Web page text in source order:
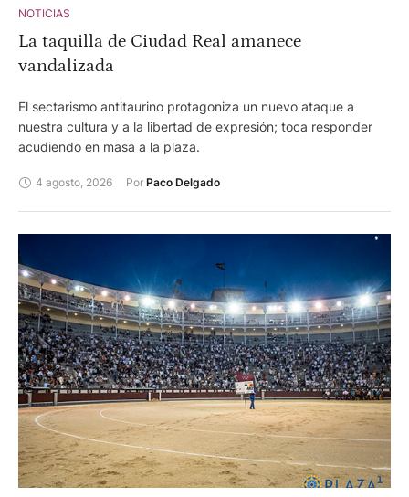
NOTICIAS
La taquilla de Ciudad Real amanece
vandalizada
El sectarismo antitaurino protagoniza un nuevo ataque a
nuestra cultura y a la libertad de expresión; toca responder
acudiendo en masa a la plaza.
4 agosto, 2026 Por Paco Delgado